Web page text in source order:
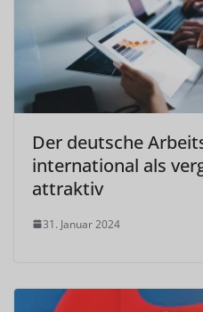
Der deutsche
international als
attraktiv
31. Januar 2024